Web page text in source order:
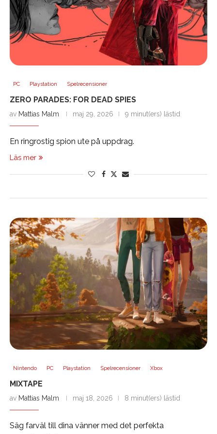
PC Playstation Spelrecensioner
ZERO PARADES: FOR DEAD SPIES
av Mattias Malm maj 29, 2026 9 minut(ers) lästid
En ringrostig spion ute på uppdrag.
Läs mer
Nintendo PC Playstation Spelrecensioner Xbox
MIXTAPE
av Mattias Malm maj 18, 2026 8 minut(ers) lästid
Säg farväl till dina vänner med det perfekta